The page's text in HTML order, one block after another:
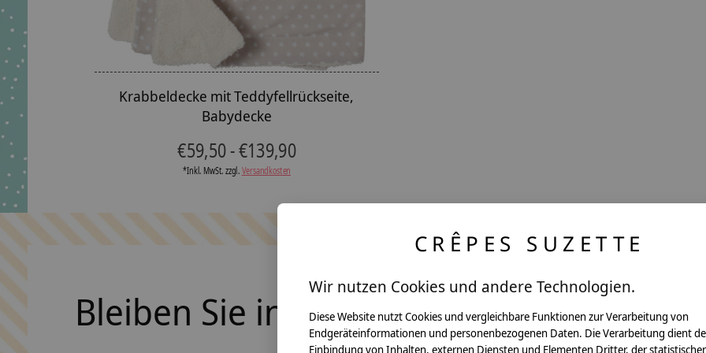
Krabbeldecke mit Teddyfellrückseite,
Babydecke
€59,50 - €139,90
*Inkl. MwSt. zzgl.Versandkosten
Bleiben Sie in Kontakt
CRÊPES SUZETTE
Wir nutzen Cookies und andere Technologien.
Diese Website nutzt Cookies und vergleichbare Funktionen zur Verarbeitung von
Endgeräteinformationen und personenbezogenen Daten. Die Verarbeitung dient
Einbindung von Inhalten, externen Diensten und Elementen Dritter, der